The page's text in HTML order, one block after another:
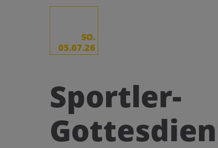
SO.
05.07.26
Sportler-